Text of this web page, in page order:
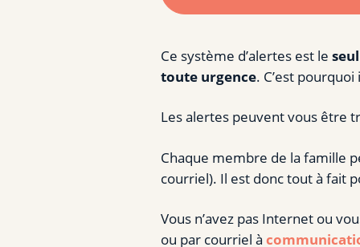
Ce système d’alertes est le
toute urgence. C’est
Les alertes peuvent vous être
Chaque membre de la famille
courriel). Il est donc tout à fait
Vous n’avez pas Internet ou
ou par courriel à